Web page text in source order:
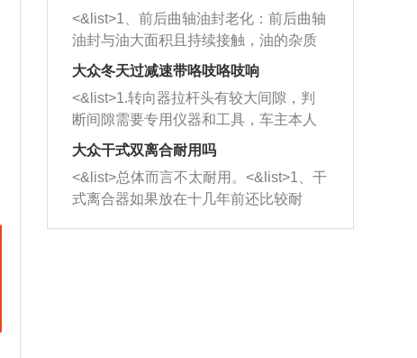
西取出来。但如果是因为积碳过多引起
的堵塞，就需要将三元催化器泡在草酸
洗剂对堵塞的情况得到解决，将清洗剂
放在燃油箱中，与燃油混合后，车辆启
动时，就可以和汽油一起进入到燃烧
室，最后形成废气排出，就可以让三元
催化器得到清洗，排气管堵塞的情况就
能够得到解决。
一圈半的练习，往右同样也要打相同的
圈数。 <&list>3、最后强调要反复练
习，这样就可以形成肌肉记忆，在真实
驾驶车辆时，不需要记忆也能打好方
向。
<&list>1、前后曲轴油封老化：前后曲轴
油封与油大面积且持续接触，油的杂质
和发动机内持续温度变化使其密封效果
逐渐减弱，导致渗油或漏油。<&list>2、
活塞间隙过大：积碳会使活塞环与缸体
的间隙扩大，导致机油流入燃烧室中，
造成烧机油。<&list>3、机油粘度。使用
机油粘度过小的话，同样会有烧机油现
象，机油粘度过小具有很好的流动性，
大众冬天过减速带咯吱咯吱响
<&list>1.转向器拉杆头有较大间隙，判
断间隙需要专用仪器和工具，车主本人
无法制作，需要将车辆送到修理厂或4s
店；<&list>2.车辆半轴套管防尘罩破
裂，破裂后会出现漏油现象，使半轴磨
损严重，磨损的半轴容易损坏，产生异
响；<&list>3.稳定器的转向胶套和球头
大众干式双离合耐用吗
<&list>总体而言不太耐用。<&list>1、干
式离合器如果放在十几年前还比较耐